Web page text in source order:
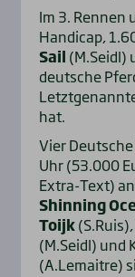
Im 3. Rennen
Handicap,
Sail (M.Seidl)
deutsche
hat.
Vier
Uhr (53.000
Extra-Text)
Shinning
Toijk
(M.Seidl) und
(A.Lemaitre)